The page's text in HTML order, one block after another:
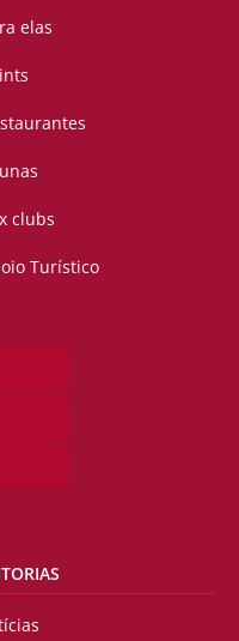
elas
clubs
Turístico